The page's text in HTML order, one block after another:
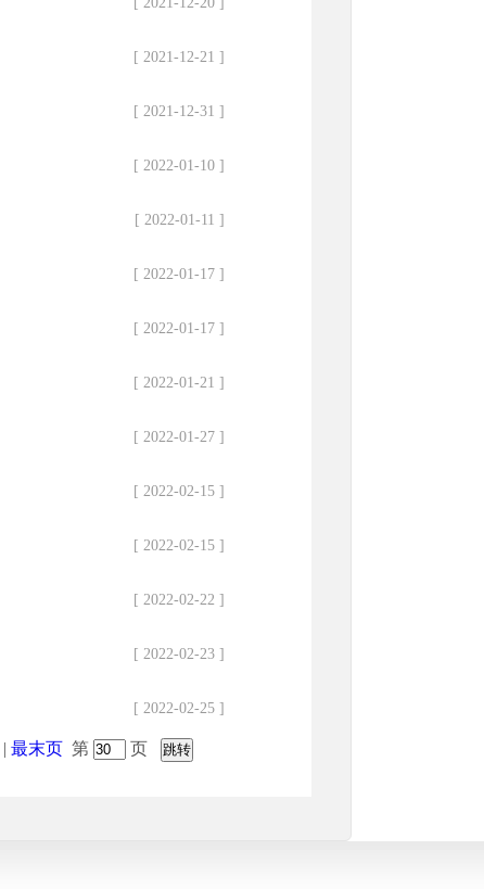
[ 2021-12-21 ]
[ 2021-12-31 ]
[ 2022-01-10 ]
[ 2022-01-11 ]
[ 2022-01-17 ]
[ 2022-01-17 ]
[ 2022-01-21 ]
[ 2022-01-27 ]
[ 2022-02-15 ]
[ 2022-02-15 ]
[ 2022-02-22 ]
[ 2022-02-23 ]
[ 2022-02-25 ]
| 最末页 第 页